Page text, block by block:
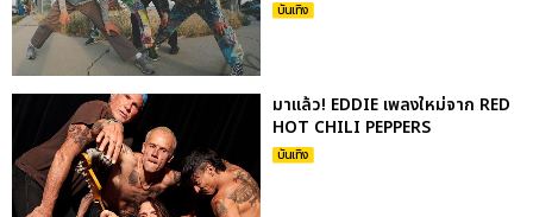
บันเทิง
มาแล้ว! EDDIE เพลงใหม่จาก RED
HOT CHILI PEPPERS
บันเทิง